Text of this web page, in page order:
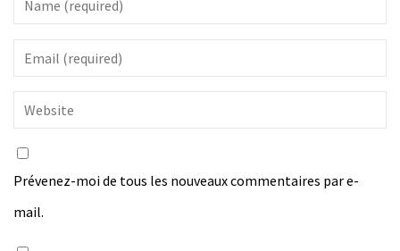
Prévenez-moi de tous les nouveaux commentaires par e-
mail.